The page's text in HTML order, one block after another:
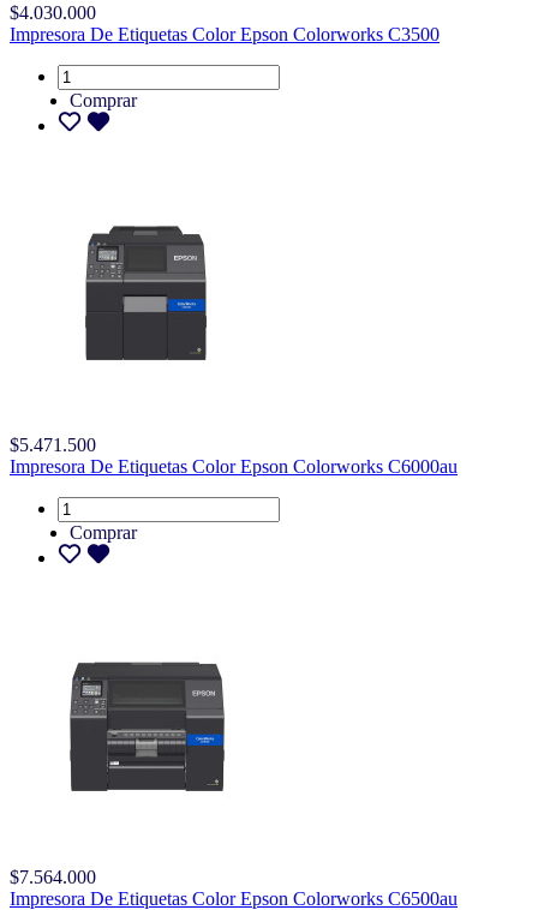
$4.030.000
Impresora De Etiquetas Color Epson Colorworks C3500
Comprar
$5.471.500
Impresora De Etiquetas Color Epson Colorworks C6000au
Comprar
$7.564.000
Impresora De Etiquetas Color Epson Colorworks C6500au